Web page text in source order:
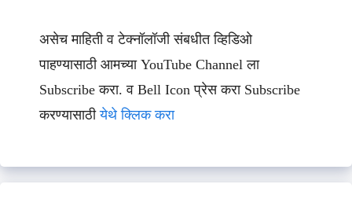
असेच माहिती व टेक्नॉलॉजी संबधीत व्हिडिओ
पाहण्यासाठी आमच्या YouTube Channel ला
Subscribe करा. व Bell Icon प्रेस करा Subscribe
करण्यासाठीयेथे क्लिक करा